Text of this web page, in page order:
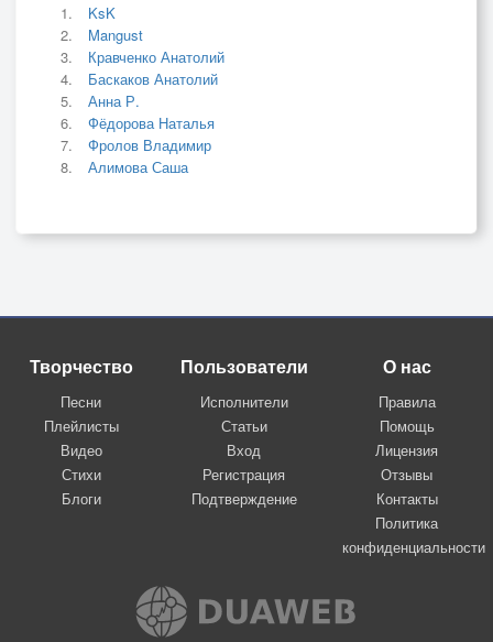
KsK
Mangust
Кравченко Анатолий
Баскаков Анатолий
Анна Р.
Фёдорова Наталья
Фролов Владимир
Алимова Саша
Творчество
Песни
Плейлисты
Видео
Стихи
Блоги
Пользователи
Исполнители
Статьи
Вход
Регистрация
Подтверждение
О нас
Правила
Помощь
Лицензия
Отзывы
Контакты
Политика
конфиденциальности